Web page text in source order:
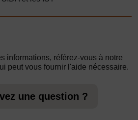
informations, référez-vous à notre
peut vous fournir l'aide nécessaire.
une question ?